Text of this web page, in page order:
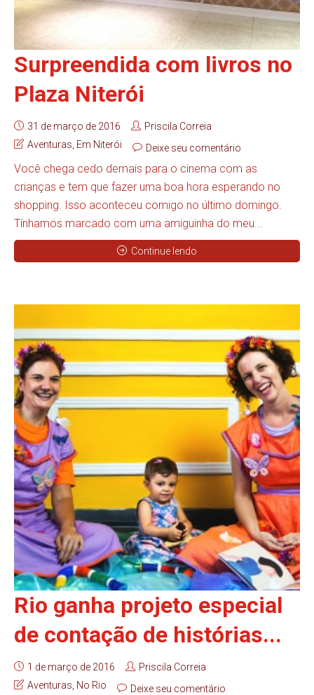
Surpreendida com livros no
Plaza Niterói
31 de março de 2016
Priscila Correia
Aventuras Em Niterói Deixe seu comentário
Você chega cedo demais para o cinema com as
crianças e tem que fazer uma boa hora esperando no
shopping. Isso aconteceu comigo no último domingo.
Tínhamos marcado com uma amiguinha do meu...
Continue lendo
Rio ganha projeto especial
de contação de histórias...
1 de março de 2016
Priscila Correia
Aventuras No Rio Deixe seu comentário